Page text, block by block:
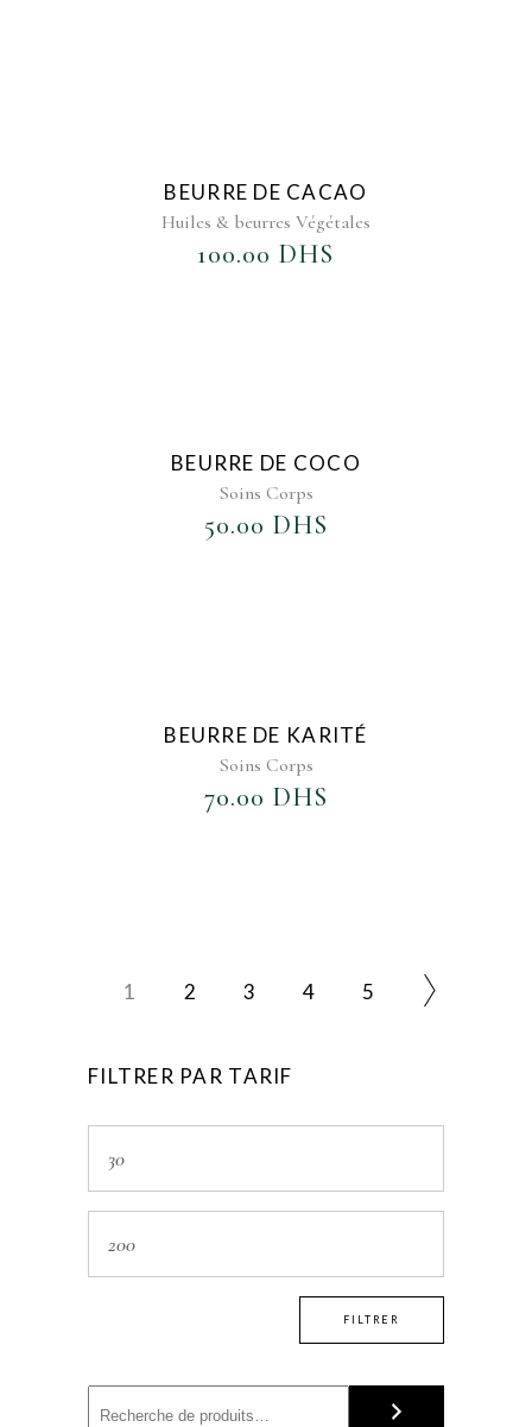
BEURRE DE CACAO
Huiles & beurres Végétales
100.00 DHS
BEURRE DE COCO
Soins Corps
50.00 DHS
BEURRE DE KARITÉ
Soins Corps
70.00 DHS
1 2 3 4 5
FILTRER PAR TARIF
min
max
FILTRER